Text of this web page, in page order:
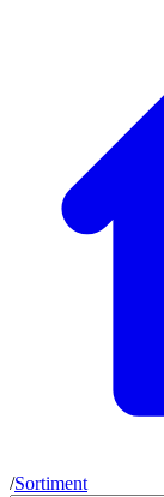
/Sortiment